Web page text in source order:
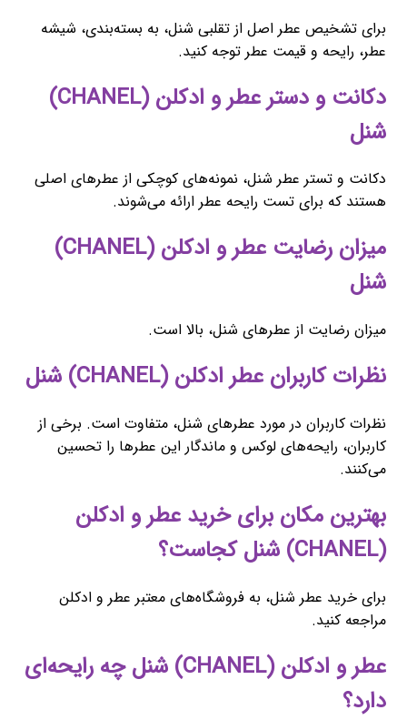
برای تشخیص عطر اصل از تقلبی شنل، به بسته‌بندی، شیشه
عطر، رایحه و قیمت عطر توجه کنید.
دکانت و دستر عطر و ادکلن (CHANEL)
شنل
دکانت و تستر عطر شنل، نمونه‌های کوچکی از عطرهای اصلی
هستند که برای تست رایحه عطر ارائه می‌شوند.
میزان رضایت عطر و ادکلن (CHANEL)
شنل
میزان رضایت از عطرهای شنل، بالا است.
نظرات کاربران عطر ادکلن (CHANEL) شنل
نظرات کاربران در مورد عطرهای شنل، متفاوت است. برخی از
کاربران، رایحه‌های لوکس و ماندگار این عطرها را تحسین
می‌کنند.
بهترین مکان برای خرید عطر و ادکلن
(CHANEL) شنل کجاست؟
برای خرید عطر شنل، به فروشگاه‌های معتبر عطر و ادکلن
مراجعه کنید.
عطر و ادکلن (CHANEL) شنل چه رایحه‌ای
دارد؟